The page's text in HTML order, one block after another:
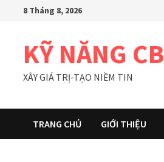
8 Tháng 8, 2026
KỸ NĂNG CB
XÂY GIÁ TRỊ-TẠO NIỀM TIN
TRANG CHỦ GIỚI THIỆU